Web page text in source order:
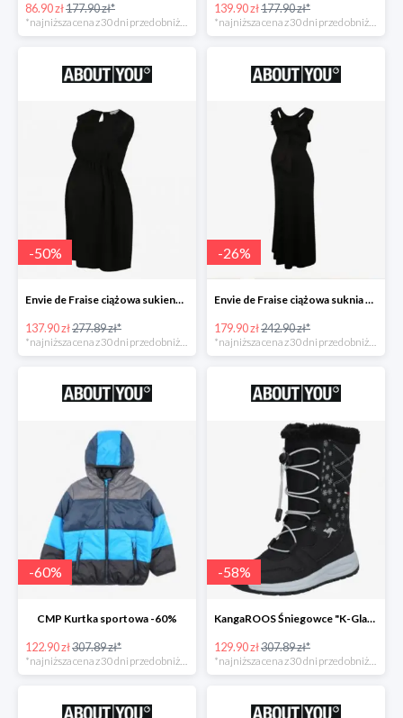
86.90 zł177.90 zł*
*najniższa cena z 30 dni przed obniżką
139.90 zł177.90 zł*
*najniższa cena z 30 dni przed obniżką
-50%
Envie de Fraise ciążowa sukienka 'Madeleine' -50%
137.90 zł277.89 zł*
-26%
Envie de Fraise ciążowa suknia wieczorowa 'Lucille' -26%
179.90 zł242.90 zł*
-60%
CMP Kurtka sportowa -60%
122.90 zł307.89 zł*
*najniższa cena z 30 dni przed obniżką
-58%
KangaROOS Śniegowce "K-Glaze RTX -60%
129.90 zł307.89 zł*
*najniższa cena z 30 dni przed obniżką